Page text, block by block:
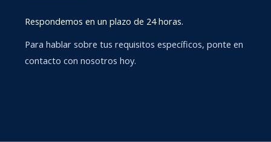
Respondemos en un plazo de 24 horas.
Para hablar sobre tus requisitos específicos, ponte en
contacto con nosotros hoy.